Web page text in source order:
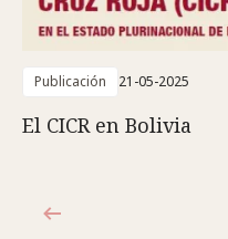
Publicación 21-05-2025
El CICR en Bolivia